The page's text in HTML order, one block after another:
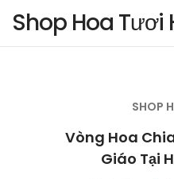
Shop Hoa Tươi
SHOP
Vòng Hoa
Giáo Tại